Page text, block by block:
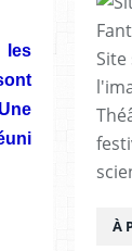
les
À